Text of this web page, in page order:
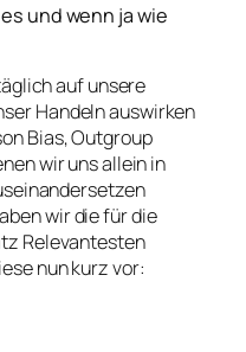
und wenn ja wie
auf unsere
Handeln auswirken
Bias, Outgroup
wir uns allein in
wir die für die
Relevantesten
nun kurz vor: